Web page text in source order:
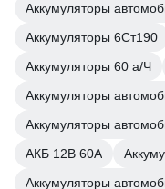
Аккумуляторы
Аккумуляторы 6Ст190
Аккумуляторы 60 а/Ч
Аккумуляторы
Аккумуляторы
АКБ 12В 60А
Аккумуляторы